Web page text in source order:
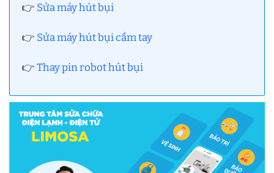
👉 Sửa máy hút bụi
👉 Sửa máy hút bụi cầm tay
👉Thay pin robot hút bụi